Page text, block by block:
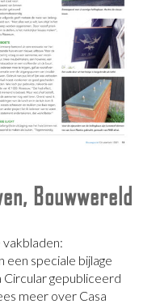
Bouwwereld
vakbladen:
speciale bijlage
gepubliceerd
meer over Casa